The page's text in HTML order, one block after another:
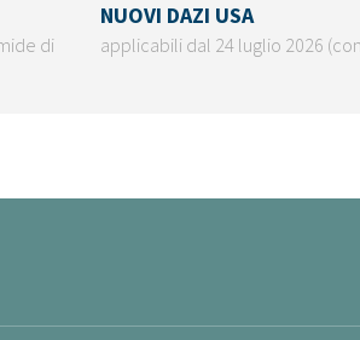
di
NUOVI DAZI USA
applicabili dal 24 luglio 2026